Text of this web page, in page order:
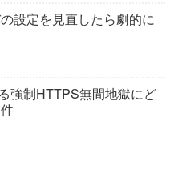
設定を見直したら劇的に
強制HTTPS無間地獄にど